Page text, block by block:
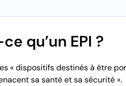
qu’un EPI ?
« dispositifs destinés à être
sa santé et sa sécurité ».